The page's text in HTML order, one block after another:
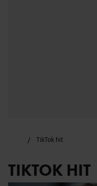
TikTok hit
TIKTOK HIT